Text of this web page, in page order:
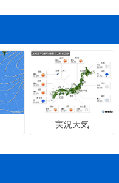
実況天気